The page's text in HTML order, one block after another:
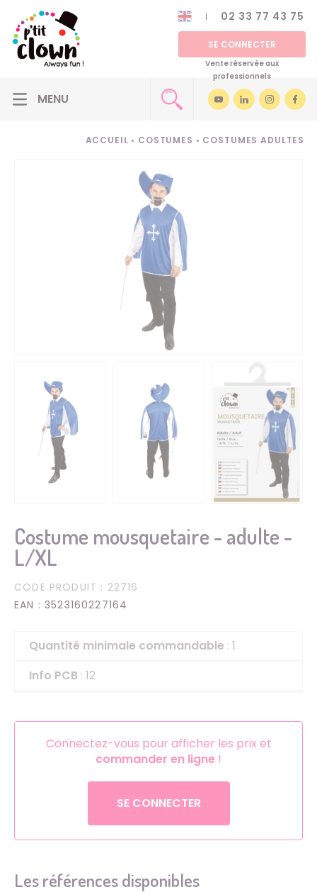
02 33 77 43 75
SE CONNECTER
Vente réservée aux
professionnels
ACCUEIL • COSTUMES • COSTUMES ADULTES
Costume mousquetaire - adulte -
L/XL
CODE PRODUIT : 22716
EAN : 3523160227164
Quantité minimale commandable : 1
Info PCB : 12
Connectez-vous pour afficher les prix et
commander en ligne !
SE CONNECTER
Les références disponibles